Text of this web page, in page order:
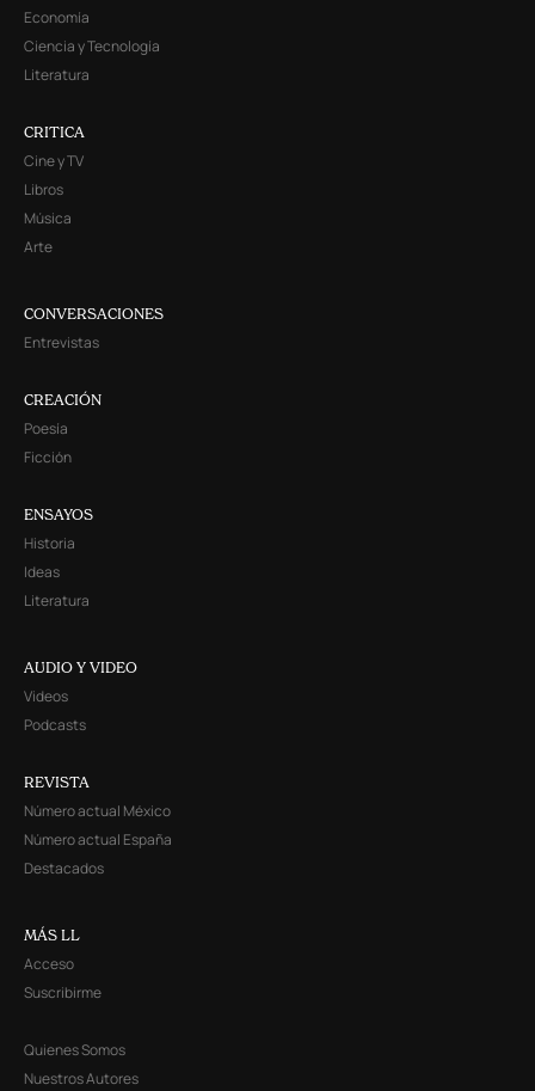
Economía
Ciencia y Tecnología
Literatura
CRITICA
Cine y TV
Libros
Música
Arte
CONVERSACIONES
Entrevistas
CREACIÓN
Poesía
Ficción
ENSAYOS
Historia
Ideas
Literatura
AUDIO Y VIDEO
Videos
Podcasts
REVISTA
Número actual México
Número actual España
Destacados
MÁS LL
Acceso
Suscribirme
Quienes Somos
Nuestros Autores